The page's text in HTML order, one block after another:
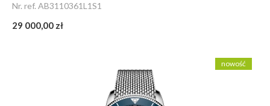
Nr. ref. AB3110361L1S1
29 000,00 zł
nowość